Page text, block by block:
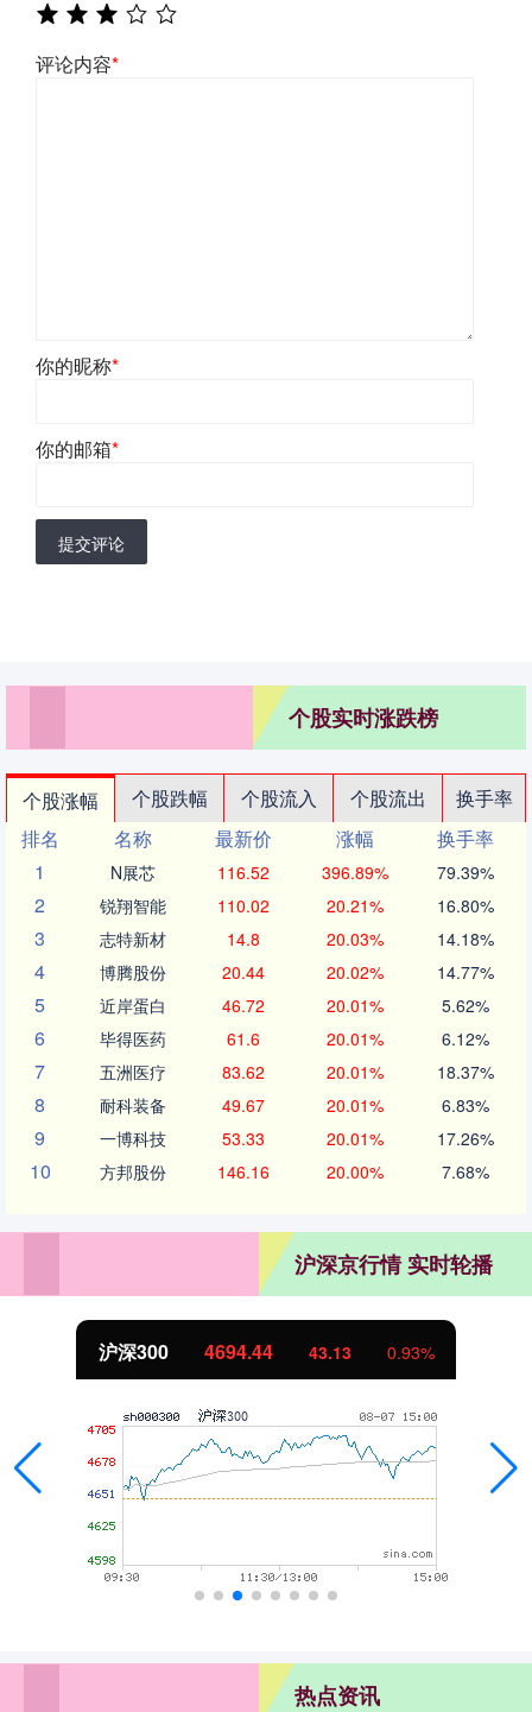
评论内容*
你的昵称*
你的邮箱*
提交评论
个股实时涨跌榜
个股涨幅 个股跌幅 个股流入 个股流出
换手率
排名
名称 最新价 涨幅
换手率
1
N展芯 116.52 396.89% 79.39%
2 锐翔智能 110.02 20.21% 16.80%
3 志特新材 14.8 20.03% 14.18%
4 博腾股份 20.44 20.02% 14.77%
5 近岸蛋白 46.72 20.01% 5.62%
6 毕得医药 61.6 20.01% 6.12%
7 五洲医疗 83.62 20.01% 18.37%
8 耐科装备 49.67 20.01% 6.83%
9 一博科技 53.33 20.01% 17.26%
10 方邦股份 146.16 20.00% 7.68%
沪深京行情 实时轮播
沪深300 4694.44 43.13 0.93%
热点资讯